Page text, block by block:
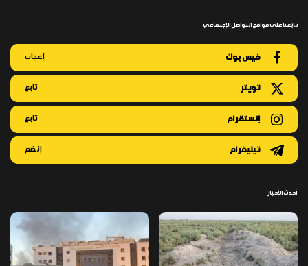
تابعنا على مواقع التواصل الإجتماعي
فيس بوك إعجاب
تويتر تابع
إنستقرام تابع
تيليقرام إنضم
أحدث الأخبار